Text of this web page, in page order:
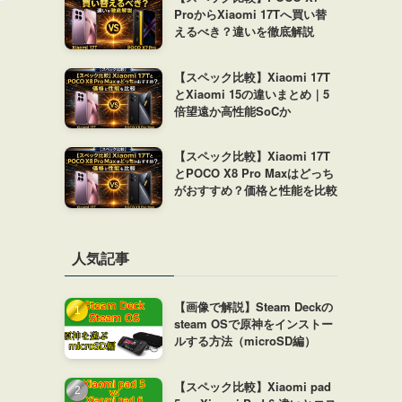
ProからXiaomi 17Tへ買い替
えるべき？違いを徹底解説
【スペック比較】Xiaomi 17T
とXiaomi 15の違いまとめ｜5
倍望遠か高性能SoCか
【スペック比較】Xiaomi 17T
とPOCO X8 Pro Maxはどっち
がおすすめ？価格と性能を比較
人気記事
【画像で解説】Steam Deckの
steam OSで原神をインストー
ルする方法（microSD編）
【スペック比較】Xiaomi pad